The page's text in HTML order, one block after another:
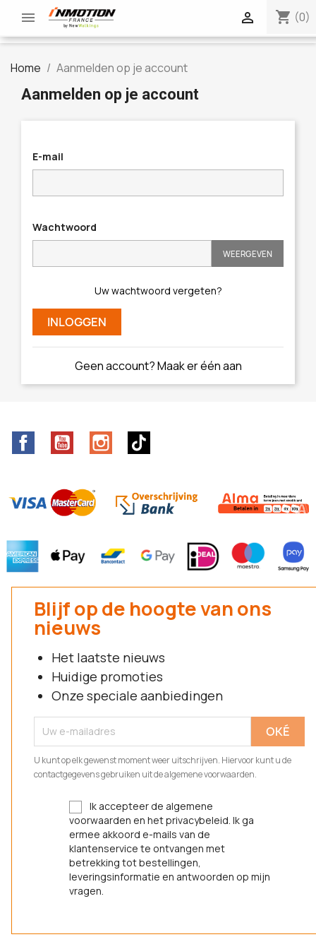
 shopping_cart (0)

Home Aanmelden op je account
Aanmelden op je account
E-mail
Wachtwoord
WEERGEVEN
Uw wachtwoord vergeten?
INLOGGEN
Geen account? Maak er één aan
FacebookYouTube Instagram
Blijf op de hoogte van ons
nieuws
Het laatste nieuws
Huidige promoties
Onze speciale aanbiedingen
U kunt op elk gewenst moment weer uitschrijven. Hiervoor kunt u de
contactgegevens gebruiken uit de algemene voorwaarden.
Ik accepteer de algemene
voorwaarden en het privacybeleid. Ik ga
ermee akkoord e-mails van de
klantenservice te ontvangen met
betrekking tot bestellingen,
leveringsinformatie en antwoorden op mijn
vragen.